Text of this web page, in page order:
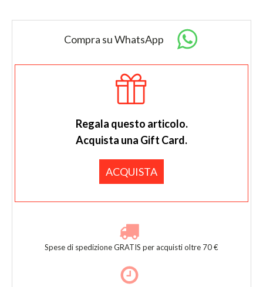
Compra su WhatsApp
Regala questo articolo.
Acquista una Gift Card.
ACQUISTA
Spese di spedizione GRATIS per acquisti oltre 70 €